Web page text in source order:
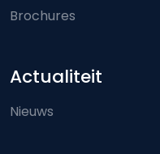
Brochures
Actualiteit
Nieuws